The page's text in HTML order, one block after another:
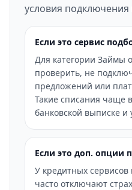
условия
Если это сервис
Для категории Займы
проверить, не
предложений или
Такие списания чаще
банковской выписке
Если это доп. опции
У кредитных
часто отключают